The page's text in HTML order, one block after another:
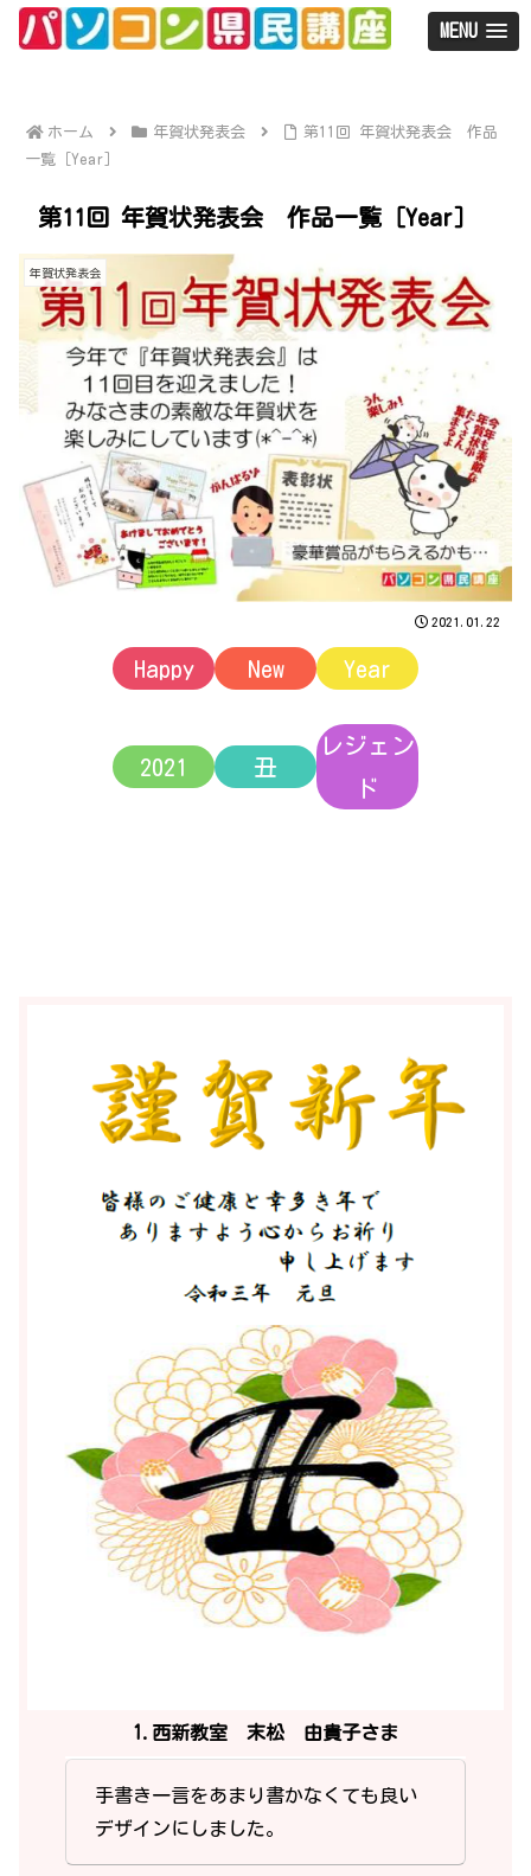
MENU
ホーム 年賀状発表会
第11回 年賀状発表会 作品
一覧［Year］
第11回 年賀状発表会 作品一覧［Year］
年賀状発表会
2021.01.22
Happy New Year
2021 丑
レジェン
ド
1.西新教室 末松 由貴子さま
手書き一言をあまり書かなくても良い
デザインにしました。